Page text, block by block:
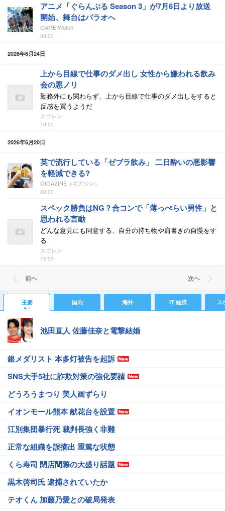
アニメ「ぐらんぶる Season 3」が7月6日より放送
開始、舞台はパラオへ
GAME Watch
00:00
2026年6月24日
上から目線で仕事のダメ出し 女性から嫌われる飲み
会の悪ノリ
勤務外にも関わらず、上から目線で仕事のダメ出しをすると
反感を買うようだ
スゴレン
10:00
2026年6月20日
英で流行している「ゼブラ飲み」 二日酔いの悪影響
を軽減できる?
GIGAZINE（ギガジン）
20:00
スペック勝負はNG？合コンで「薄っぺらい男性」と
思われる言動
どんな意見にも同意する、自分の持ち物や肩書きの自慢をす
る
スゴレン
15:00
前ヘ 次ヘ
主要 国内 海外 IT 経済 ス
池田直人 佐藤佳奈と電撃結婚
銀メダリスト 本多灯被告を起訴
SNS大手5社に詐欺対策の強化要請
どうろうまつり 美人画ずらり
イオンモール熊本 献花台を設置
江別集団暴行死 裁判長強く非難
正常な組織を誤摘出 重篤な状態
くら寿司 閉店間際の大盛り話題
黒木啓司氏 逮捕されていたか
テオくん 加藤乃愛との破局発表